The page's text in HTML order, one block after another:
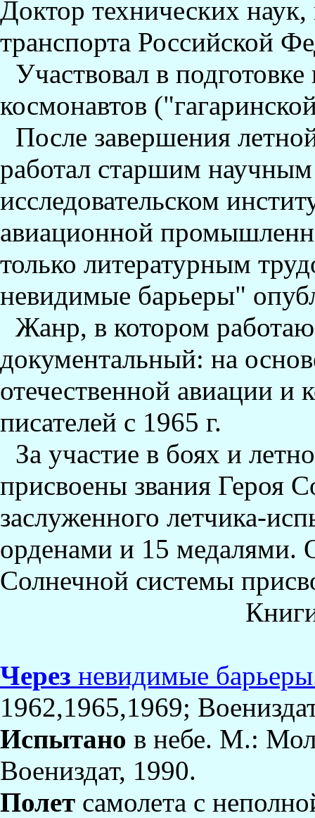
Доктор технических
транспорта Российской
Участвовал в
космонавтов
После завершения
работал старшим
исследовательском
авиационной
только литературным
невидимые барьеры"
Жанр, в котором
документальный: на
отечественной авиации
писателей с 1965 г.
За участие в боях и
присвоены звания Героя
заслуженного летчика-
орденами и 15 медалями.
Солнечной системы
Через невидимые
1962,1965,1969;
Испытано в небе. М.:
Воениздат, 1990.
Полет самолета с